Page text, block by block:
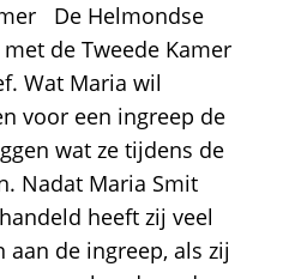
De Helmondse
de Tweede Kamer
Wat Maria wil
voor een ingreep de
wat ze tijdens de
Nadat Maria Smit
heeft zij veel
de ingreep, als zij